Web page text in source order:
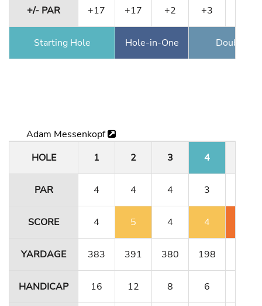
+/- PAR +17 +17 +2 +3
Starting Hole Hole-in-One Double
Adam Messenkopf
HOLE
1 2 3 4
PAR 4 4 4 3
SCORE 4 5 4 4
YARDAGE 383 391 380 198
HANDICAP 16 12 8 6